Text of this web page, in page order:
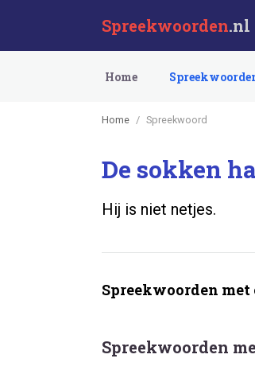
Spreekwoorden.nl
Home
Home Spreekwoord
De sokken
Hij is niet netjes.
Spreekwoorden
Spreekwoorden